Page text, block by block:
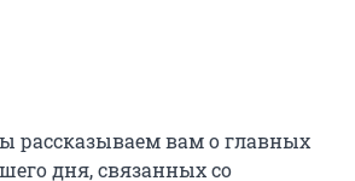
рассказываем вам о главных
дня, связанных со